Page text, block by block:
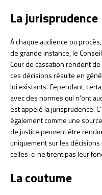
La jurisprudence
À chaque audience ou
de grande instance, le
Cour de cassation rendent
ces décisions résulte en
loi existants. Cependant,
avec des normes qui n’ont
est appelé la jurisprudence.
également comme une
de justice peuvent être
uniquement sur les
celles-ci ne tirent pas leur
La coutume